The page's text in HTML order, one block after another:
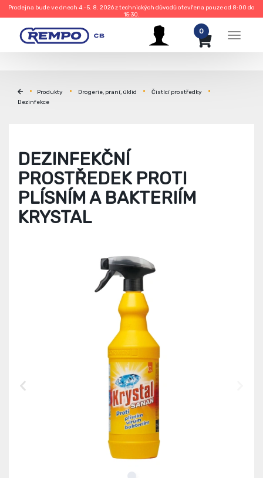
Prodejna bude ve dnech 4.–5. 8. 2026 z technických důvodů otevřena pouze od 8:00 do
15:30.
Menu
0
Produkty Drogerie, praní, úklid
Čistící prostředky
Dezinfekce
DEZINFEKČNÍ
PROSTŘEDEK PROTI
PLÍSNÍM A BAKTERIÍM
KRYSTAL